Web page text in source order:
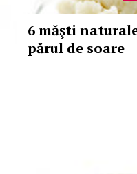
6 măşti
părul de soare